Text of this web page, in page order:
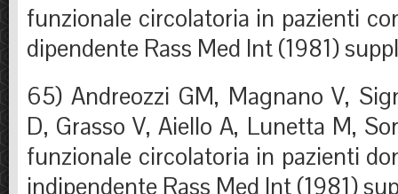
funzionale circolatoria in pazienti
dipendente Rass Med Int (1981)
65) Andreozzi GM, Magnano V,
D, Grasso V, Aiello A, Lunetta M,
funzionale circolatoria in pazienti
indipendente Rass Med Int (1981)